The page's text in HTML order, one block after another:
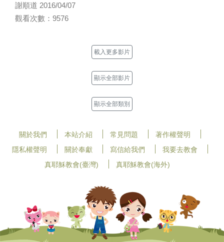
謝順道 2016/04/07
觀看次數：9576
載入更多影片
顯示全部影片
顯示全部類別
關於我們 本站介紹 常見問題
著作權聲明
隱私權聲明
關於奉獻 寫信給我們
我要去教會
真耶穌教會(臺灣)
真耶穌教會(海外)